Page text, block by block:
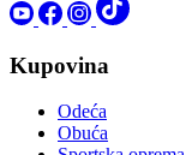
Kupovina
Odeća
Obuća